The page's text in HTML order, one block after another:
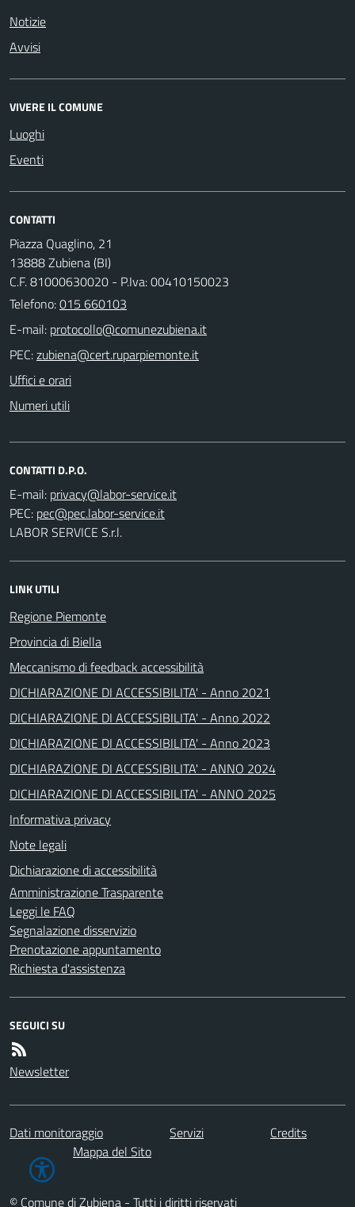
Notizie
Avvisi
VIVERE IL COMUNE
Luoghi
Eventi
CONTATTI
Piazza Quaglino, 21
13888 Zubiena (BI)
C.F. 81000630020 - P.Iva: 00410150023
Telefono:015 660103
E-mail:
PEC:
Uffici e orari
Numeri utili
CONTATTI D.P.O.
E-mail:
PEC:
LABOR SERVICE S.r.l.
LINK UTILI
Regione Piemonte
Provincia di Biella
Meccanismo di feedback accessibilità
DICHIARAZIONE DI ACCESSIBILITA' - Anno 2021
DICHIARAZIONE DI ACCESSIBILITA' - Anno 2022
DICHIARAZIONE DI ACCESSIBILITA' - Anno 2023
DICHIARAZIONE DI ACCESSIBILITA' - ANNO 2024
DICHIARAZIONE DI ACCESSIBILITA' - ANNO 2025
Informativa privacy
Note legali
Dichiarazione di accessibilità
Amministrazione Trasparente
Leggi le FAQ
Segnalazione disservizio
Prenotazione appuntamento
Richiesta d'assistenza
SEGUICI SU
Newsletter
Dati monitoraggio Servizi
Credits
Mappa del Sito
© Comune di Zubiena - Tutti i diritti riservati